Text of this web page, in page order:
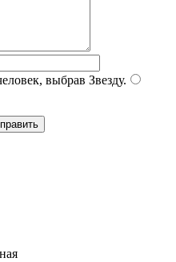
выбрав Звезду.